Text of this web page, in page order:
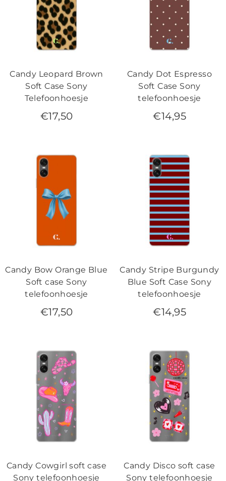
Candy Leopard Brown
Soft Case Sony
Telefoonhoesje
€17,50
Candy Dot Espresso
Soft Case Sony
telefoonhoesje
€14,95
Candy Bow Orange Blue
Soft case Sony
telefoonhoesje
€17,50
Candy Stripe Burgundy
Blue Soft Case Sony
telefoonhoesje
€14,95
Candy Cowgirl soft case
Sony telefoonhoesje
Candy Disco soft case
Sony telefoonhoesje